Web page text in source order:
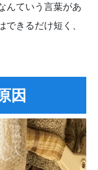
んていう言葉があ
きるだけ短く、
因